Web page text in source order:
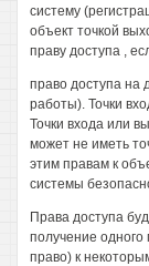
систему
объект точкой
праву доступа ,
право доступа на
работы). Точки
Точки входа или
может не иметь
этим правам к
системы
Права доступа
получение
право) к